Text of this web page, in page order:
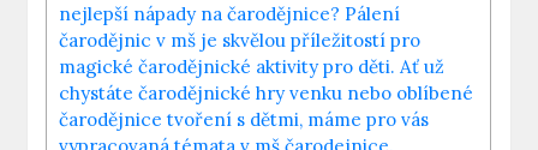
nejlepší nápady na čarodějnice? Pálení
čarodějnic v mš je skvělou příležitostí pro
magické čarodějnické aktivity pro děti. Ať už
chystáte čarodějnické hry venku nebo oblíbené
čarodějnice tvoření s dětmi, máme pro vás
vypracovaná témata v mš čarodejnice.